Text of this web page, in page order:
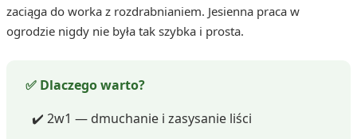
zaciąga do worka z rozdrabnianiem. Jesienna praca w
ogrodzie nigdy nie była tak szybka i prosta.
✅ Dlaczego warto?
✔️ 2w1 — dmuchanie i zasysanie liści